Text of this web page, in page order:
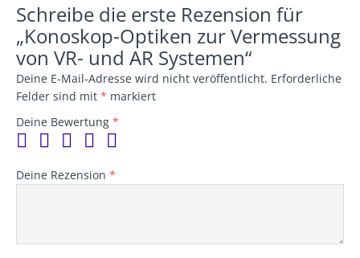
Schreibe die erste Rezension für
„Konoskop-Optiken zur Vermessung
von VR- und AR Systemen“
Deine E-Mail-Adresse wird nicht veröffentlicht. Erforderliche
Felder sind mit * markiert
Deine Bewertung *
Deine Rezension *